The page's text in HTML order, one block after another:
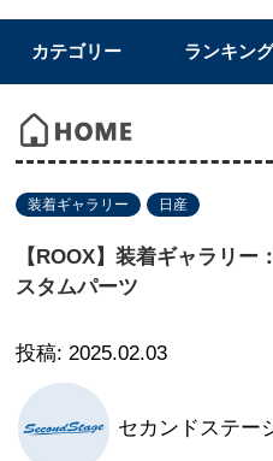
カテゴリー ランキング
装着ギャラリー 日産
【ROOX】装着ギャラリ
スタムパーツ
2025.02.03
セカンドステー